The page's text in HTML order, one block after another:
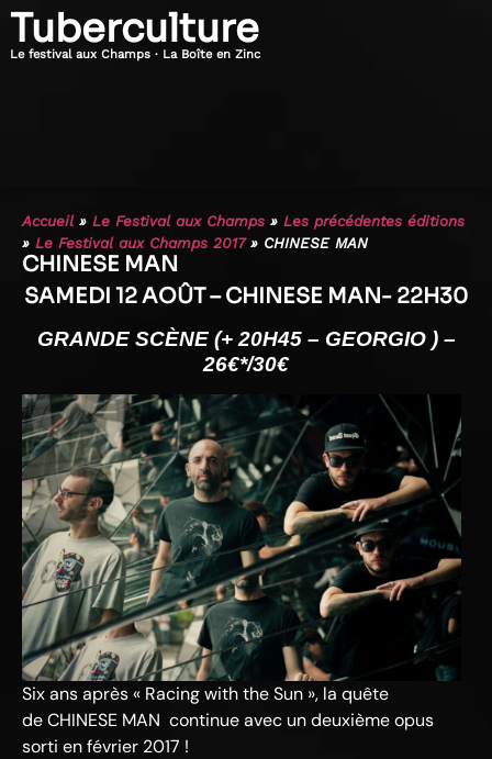
Tuberculture
Le festival aux Champs · La Boîte en Zinc
Accueil» Le Festival aux Champs » Les précédentes éditions
» Le Festival aux Champs 2017» CHINESE MAN
CHINESE MAN
SAMEDI 12 AOÛT – CHINESE MAN- 22H30
GRANDE SCÈNE (+ 20H45 – GEORGIO ) –
26€*/30€
Six ans après « Racing with the Sun », la quête
de CHINESE MAN continue avec un deuxième opus
sorti en février 2017 !